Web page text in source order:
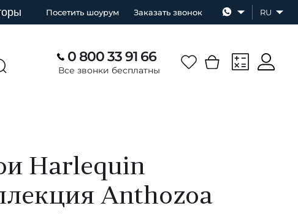
Посетить шоурум Заказать звонок RU
0 800 33 91 66
Все звонки бесплатны
Harlequin
Anthozoa